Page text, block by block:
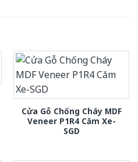
Cửa Gỗ Chống Cháy MDF
Veneer P1R4 Căm Xe-
SGD